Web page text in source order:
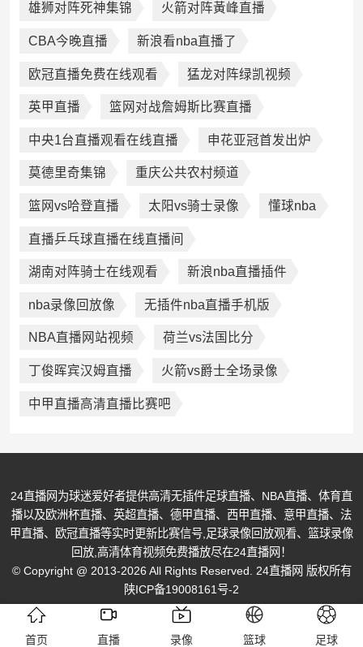
首页 直播 录像 篮球 足球
雄狮对阵死神集锦 火箭对阵黃峰直播
CBA今晚直播 新浪看nba直播了
欧冠直播免费在线观看 猛龙对阵绿凯视频
英甲直播 篮网对战詹姆斯比赛直播
中央1台直播观看在线直播 申花亚冠首发出炉
莫德里奇集锦 重庆公共农村频道
篮网vs哈登直播 太阳vs骑士录像 懂球nba
直播乒乓球直播在线直播间
湖南对阵骑士在线观看 新浪nba直播插件
nba录像回放像 无插件nba直播手机版
NBA直播网站视频 荷兰vs法国比分
丁俊晖宾汉姆直播 火箭vs爵士全场录像
中甲直播高清直播比赛吧
24直播网为球迷爱好者提供高清无插件足球直播、NBA直播、体育直
播以及欧洲杯直播、英超直播、德甲直播、西甲直播、意甲直播、法
甲直播、欧冠直播等实时更新比赛信号,足球录像回放观看、篮球录像
回放,高清体育视频免费播放尽在24直播网！
© Copyright @ 2013-2026 All Rights Reserved. 24直播网 版权所有
陕ICP备19008161号-2